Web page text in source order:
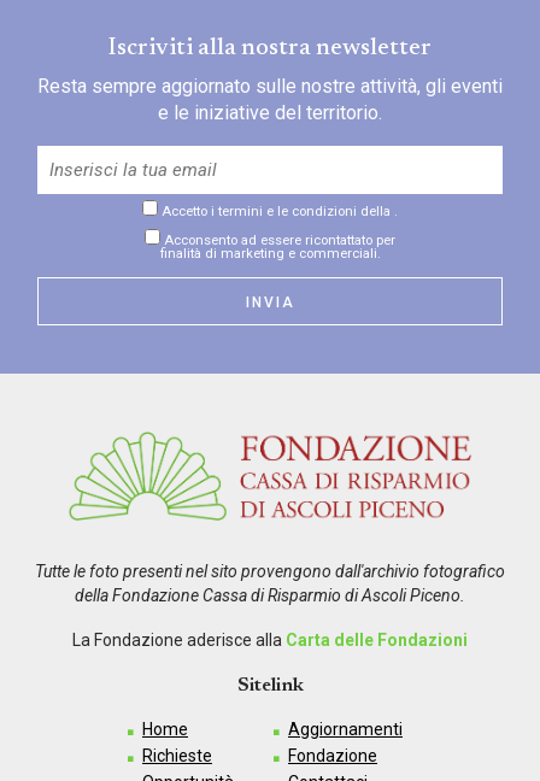
Iscriviti alla nostra newsletter
Resta sempre aggiornato sulle nostre attività, gli eventi
e le iniziative del territorio.
Accetto i termini e le condizioni della .
Acconsento ad essere ricontattato per
finalità di marketing e commerciali.
Tutte le foto presenti nel sito provengono dall'archivio fotografico
della Fondazione Cassa di Risparmio di Ascoli Piceno.
La Fondazione aderisce alla Carta delle Fondazioni
Sitelink
Home
Richieste
Aggiornamenti
Fondazione